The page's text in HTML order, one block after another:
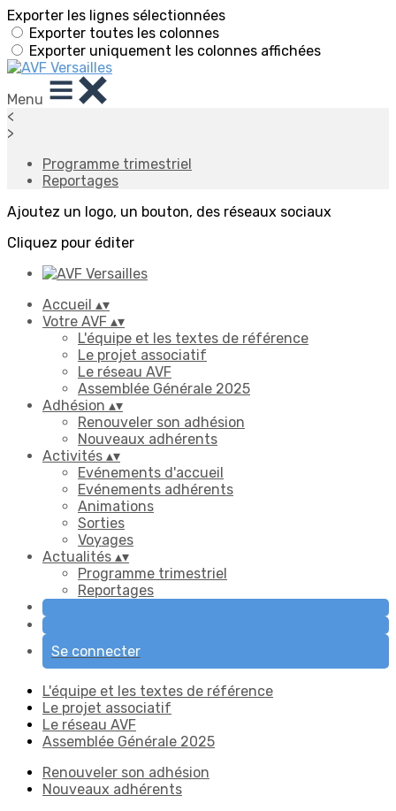
Exporter les lignes sélectionnées
Exporter toutes les colonnes
Exporter uniquement les colonnes affichées
Menu
<
>
Programme trimestriel
Reportages
Ajoutez un logo, un bouton, des réseaux sociaux
Cliquez pour éditer
Accueil ▴▾
Votre AVF ▴▾
L'équipe et les textes de référence
Le projet associatif
Le réseau AVF
Assemblée Générale 2025
Adhésion ▴▾
Renouveler son adhésion
Nouveaux adhérents
Activités ▴▾
Evénements d'accueil
Evénements adhérents
Animations
Sorties
Voyages
Actualités ▴▾
Programme trimestriel
Reportages
Se connecter
L'équipe et les textes de référence
Le projet associatif
Le réseau AVF
Assemblée Générale 2025
Renouveler son adhésion
Nouveaux adhérents